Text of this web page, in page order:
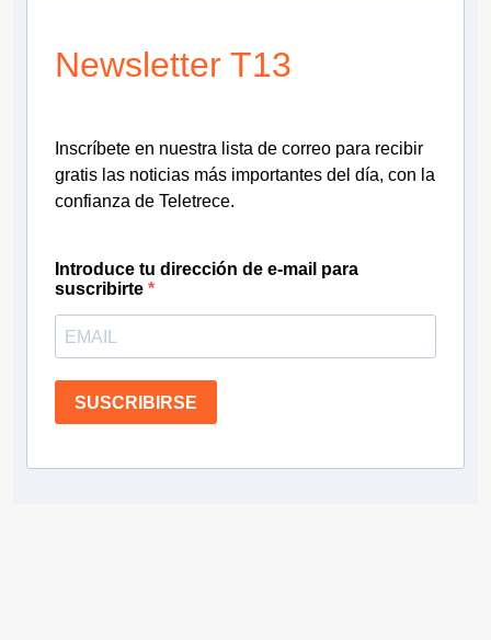
Newsletter T13
Inscríbete en nuestra lista de correo para recibir
gratis las noticias más importantes del día, con la
confianza de Teletrece.
Introduce tu dirección de e-mail para
suscribirte
SUSCRIBIRSE